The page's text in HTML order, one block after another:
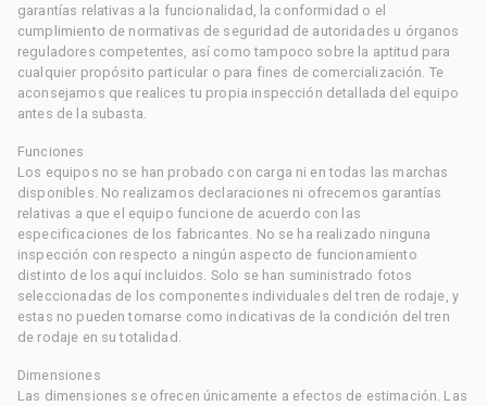
garantías relativas a la funcionalidad, la conformidad o el
cumplimiento de normativas de seguridad de autoridades u órganos
reguladores competentes, así como tampoco sobre la aptitud para
cualquier propósito particular o para fines de comercialización. Te
aconsejamos que realices tu propia inspección detallada del equipo
antes de la subasta.
Funciones
Los equipos no se han probado con carga ni en todas las marchas
disponibles. No realizamos declaraciones ni ofrecemos garantías
relativas a que el equipo funcione de acuerdo con las
especificaciones de los fabricantes. No se ha realizado ninguna
inspección con respecto a ningún aspecto de funcionamiento
distinto de los aquí incluidos. Solo se han suministrado fotos
seleccionadas de los componentes individuales del tren de rodaje, y
estas no pueden tomarse como indicativas de la condición del tren
de rodaje en su totalidad.
Dimensiones
Las dimensiones se ofrecen únicamente a efectos de estimación. Las